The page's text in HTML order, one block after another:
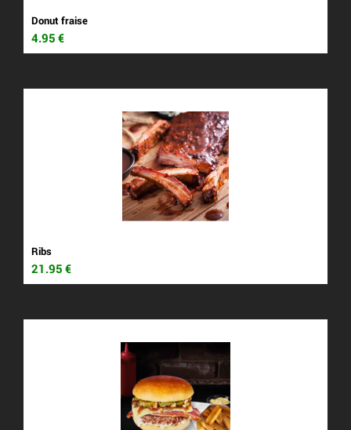
Donut fraise
4.95 €
Ribs
21.95 €